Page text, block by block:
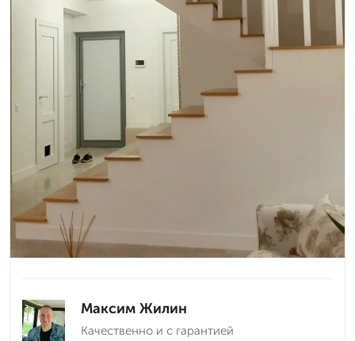
Максим Жилин
Качественно и с гарантией